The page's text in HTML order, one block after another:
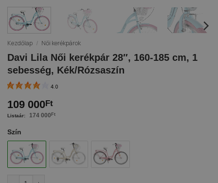
Kezdőlap / Női kerékpárok
Davi Lila Női kerékpár 28″, 160-185 cm, 1
sebesség, Kék/Rózsaszín
4.0
109 000Ft
174 000 Ft
Szín